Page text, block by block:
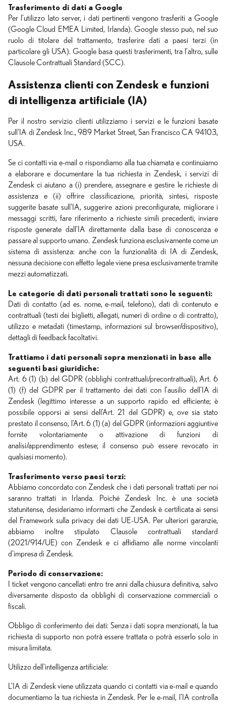
Trasferimento di dati a Google
Per l’utilizzo lato server, i dati pertinenti vengono trasferiti a Google
(Google Cloud EMEA Limited, Irlanda). Google stesso può, nel suo
ruolo di titolare del trattamento, trasferire dati a paesi terzi (in
particolare gli USA). Google basa questi trasferimenti, tra l’altro, sulle
Clausole Contrattuali Standard (SCC).
Assistenza clienti con Zendesk e funzioni
di intelligenza artificiale (IA)
Per il nostro servizio clienti utilizziamo i servizi e le funzioni basate
sull'IA di Zendesk Inc., 989 Market Street, San Francisco CA 94103,
USA.
Se ci contatti via e-mail o rispondiamo alla tua chiamata e continuiamo
a elaborare e documentare la tua richiesta in Zendesk, i servizi di
Zendesk ci aiutano a (i) prendere, assegnare e gestire le richieste di
assistenza e (ii) offrire classificazione, priorità, sintesi, risposte
suggerite basate sull'IA, suggerire azioni preconfigurate, migliorare i
messaggi scritti, fare riferimento a richieste simili precedenti, inviare
risposte generate dall'IA direttamente dalla base di conoscenza e
passare al supporto umano. Zendesk funziona esclusivamente come un
sistema di assistenza: anche con la funzionalità di IA di Zendesk,
nessuna decisione con effetto legale viene presa esclusivamente tramite
mezzi automatizzati.
Le categorie di dati personali trattati sono le seguenti:
Dati di contatto (ad es. nome, e-mail, telefono), dati di contenuto e
contrattuali (testi dei biglietti, allegati, numeri di ordine o di contratto),
utilizzo e metadati (timestamp, informazioni sul browser/dispositivo),
dettagli di feedback facoltativi.
Trattiamo i dati personali sopra menzionati in base alle
seguenti basi giuridiche:
Art. 6 (1) (b) del GDPR (obblighi contrattuali/precontrattuali), Art. 6
(1) (f) del GDPR per il trattamento dei dati con l'ausilio dell'IA di
Zendesk (legittimo interesse a un supporto rapido ed efficiente; è
possibile opporsi ai sensi dell'Art. 21 del GDPR) e, ove sia stato
prestato il consenso, l'Art. 6 (1) (a) del GDPR (informazioni aggiuntive
fornite volontariamente o attivazione di funzioni di
analisi/apprendimento estese; il consenso può essere revocato in
qualsiasi momento).
Trasferimento verso paesi terzi:
Abbiamo concordato con Zendesk che i dati personali trattati per noi
saranno trattati in Irlanda. Poiché Zendesk Inc. è una società
statunitense, desideriamo informarti che Zendesk è certificata ai sensi
del Framework sulla privacy dei dati UE-USA. Per ulteriori garanzie,
abbiamo inoltre stipulato Clausole contrattuali standard
(2021/914/UE) con Zendesk e ci affidiamo alle norme vincolanti
d'impresa di Zendesk.
Periodo di conservazione:
I ticket vengono cancellati entro tre anni dalla chiusura definitiva, salvo
diversamente disposto da obblighi di conservazione commerciali o
fiscali.
Obbligo di conferimento dei dati: Senza i dati sopra menzionati, la tua
richiesta di supporto non potrà essere trattata o potrà esserlo solo in
misura limitata.
Utilizzo dell'intelligenza artificiale:
L'IA di Zendesk viene utilizzata quando ci contatti via e-mail e quando
documentiamo la tua richiesta in Zendesk. Per le e-mail, l'IA controlla